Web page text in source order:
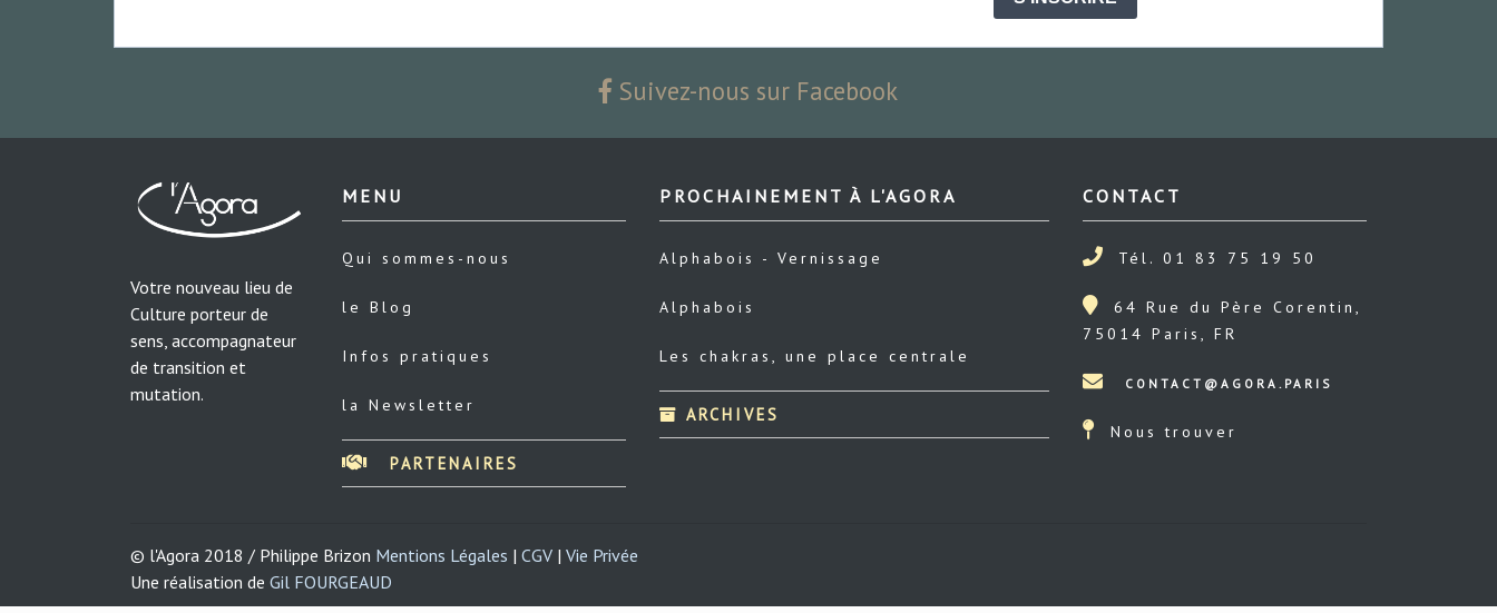
Suivez-nous sur Facebook
Votre nouveau lieu de
Culture porteur de
sens, accompagnateur
de transition et
mutation.
MENU
Qui sommes-nous
le Blog
Infos pratiques
la Newsletter
PARTENAIRES
PROCHAINEMENT À L'AGORA
Alphabois - Vernissage
Alphabois
Les chakras, une place centrale
ARCHIVES
CONTACT
Tél. 01 83 75 19 50
64 Rue du Père Corentin,
75014 Paris, FR
Nous trouver
© l'Agora 2018 / Philippe Brizon Mentions Légales | CGV | Vie Privée
Une réalisation de Gil FOURGEAUD